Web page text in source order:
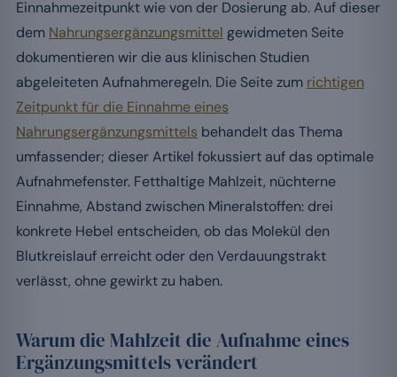
Einnahmezeitpunkt wie von der Dosierung ab. Auf dieser
dem Nahrungsergänzungsmittel gewidmeten Seite
dokumentieren wir die aus klinischen Studien
abgeleiteten Aufnahmeregeln. Die Seite zum richtigen
Zeitpunkt für die Einnahme eines
Nahrungsergänzungsmittels behandelt das Thema
umfassender; dieser Artikel fokussiert auf das optimale
Aufnahmefenster. Fetthaltige Mahlzeit, nüchterne
Einnahme, Abstand zwischen Mineralstoffen: drei
konkrete Hebel entscheiden, ob das Molekül den
Blutkreislauf erreicht oder den Verdauungstrakt
verlässt, ohne gewirkt zu haben.
Warum die Mahlzeit die Aufnahme eines
Ergänzungsmittels verändert